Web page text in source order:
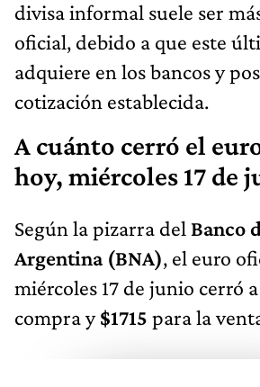
divisa informal suele ser
oficial, debido a que este
adquiere en los bancos y
cotización establecida.
A cuánto cerró el
hoy, miércoles 17 de
Según la pizarra del Banco
Argentina (BNA), el euro
miércoles 17 de junio cerró a
compra y$1715 para la